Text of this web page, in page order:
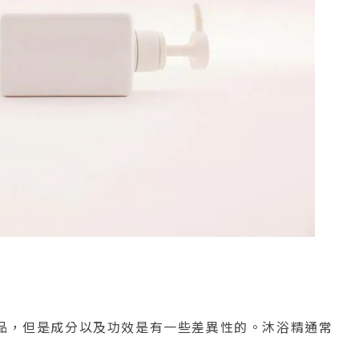
但是成分以及功效是有一些差異性的。沐浴精通常